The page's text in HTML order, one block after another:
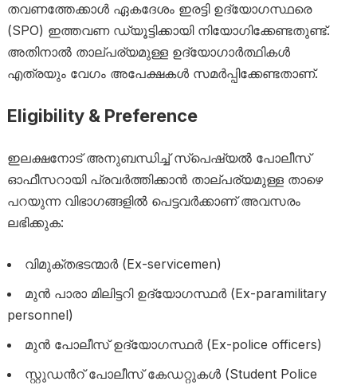
തവണത്തേക്കാൾ ഏകദേശം ഇരട്ടി ഉദ്യോഗസ്ഥരെ
(SPO) ഇത്തവണ ഡ്യൂട്ടിക്കായി നിയോഗിക്കേണ്ടതുണ്ട്.
അതിനാൽ താല്പര്യമുള്ള ഉദ്യോഗാർത്ഥികൾ
എത്രയും വേഗം അപേക്ഷകൾ സമർപ്പിക്കേണ്ടതാണ്.
Eligibility & Preference
ഇലക്ഷനോട് അനുബന്ധിച്ച് സ്പെഷ്യൽ പോലീസ്
ഓഫീസറായി പ്രവർത്തിക്കാൻ താല്പര്യമുള്ള താഴെ
പറയുന്ന വിഭാഗങ്ങളിൽ പെട്ടവർക്കാണ് അവസരം
ലഭിക്കുക:
വിമുക്തഭടന്മാർ (Ex-servicemen)
മുൻ പാരാ മിലിട്ടറി ഉദ്യോഗസ്ഥർ (Ex-paramilitary
personnel)
മുൻ പോലീസ് ഉദ്യോഗസ്ഥർ (Ex-police officers)
സ്റ്റുഡൻറ് പോലീസ് കേഡറ്റുകൾ (Student Police